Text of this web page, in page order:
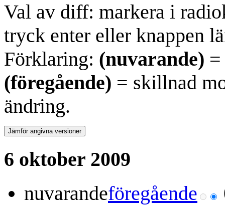
Val av diff: markera i
tryck enter eller knappen
Förklaring: (nuvarande)
(föregående) = skillnad
ändring.
6 oktober 2009
nuvarandeföregående